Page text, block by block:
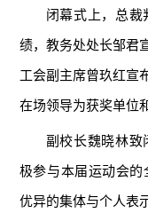
闭幕式上，总裁
绩，教务处处长邹君
工会副主席曾玖红宣
在场领导为获奖单位
副校长魏晓林致
极参与本届运动会
优异的集体与个人表